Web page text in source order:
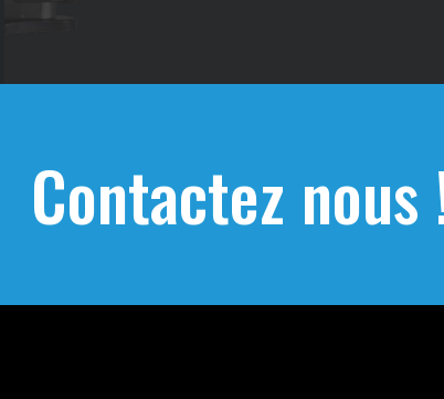
Contactez nous